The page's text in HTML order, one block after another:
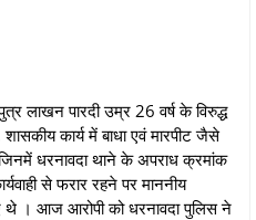
पारदी उम्र 26 वर्ष के विरुद्ध
कार्य में बाधा एवं मारपीट जैसे
धरनावदा थाने के अपराध क्रमांक
से फरार रहने पर माननीय
थे । आज आरोपी को धरनावदा पुलिस ने